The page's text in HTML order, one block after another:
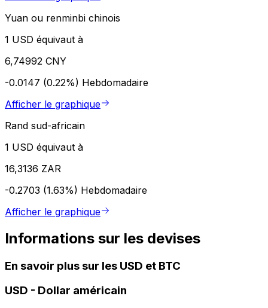
Yuan ou renminbi chinois
1 USD équivaut à
6,74992 CNY
-0.0147 (0.22%) Hebdomadaire
Afficher le graphique
Rand sud-africain
1 USD équivaut à
16,3136 ZAR
-0.2703 (1.63%) Hebdomadaire
Afficher le graphique
Informations sur les devises
En savoir plus sur les USD et BTC
USD - Dollar américain